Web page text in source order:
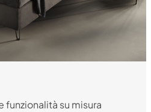
funzionalità su misura